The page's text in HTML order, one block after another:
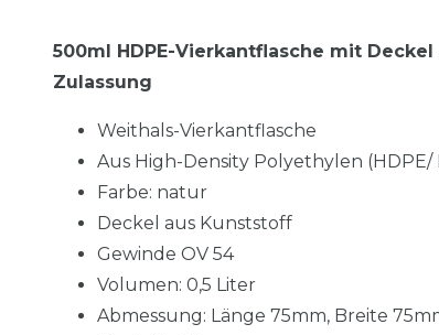
500ml HDPE-Vierkantflasche mit
Zulassung
Weithals-Vierkantflasche
Aus High-Density Polyethylen
Farbe: natur
Deckel aus Kunststoff
Gewinde OV 54
Volumen: 0,5 Liter
Abmessung: Länge 75mm, Breite